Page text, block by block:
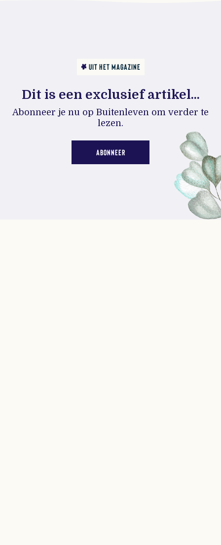
Dit is een exclusief artikel...
Abonneer je nu op Buitenleven om verder te
lezen.
ABONNEER
UIT HET MAGAZINE